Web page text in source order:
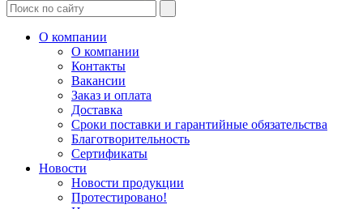
О компании
О компании
Контакты
Вакансии
Заказ и оплата
Доставка
Сроки поставки и гарантийные обязательства
Благотворительность
Сертификаты
Новости
Новости продукции
Протестировано!